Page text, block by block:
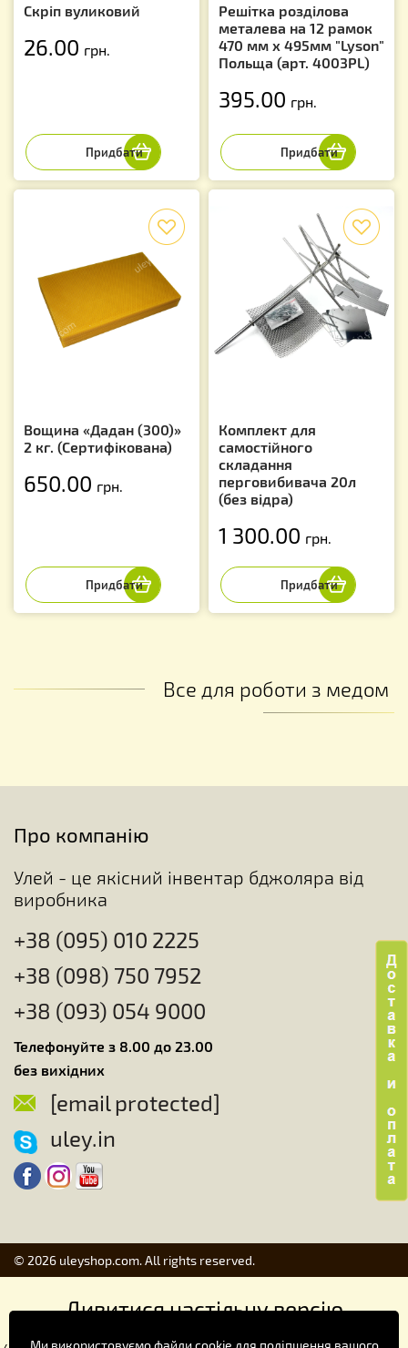
Скріп вуликовий
26.00 грн.
Решітка розділова
металева на 12 рамок
470 мм х 495мм "Lyson"
Польща (арт. 4003PL)
395.00 грн.
Вощина «Дадан (300)»
2 кг. (Сертифікована)
650.00 грн.
Комплект для
самостійного
складання
перговибивача 20л
(без відра)
1 300.00 грн.
Все для роботи з медом
Про компанію
Улей - це якісний інвентар бджоляра від
виробника
+38 (095) 010 2225
+38 (098) 750 7952
+38 (093) 054 9000
Телефонуйте з 8.00 до 23.00
без вихідних
[email protected]
uley.in
© 2026 uleyshop.com. All rights reserved.
Ми використовуємо файли cookie для поліпшення вашого
Дивитися настільну версію